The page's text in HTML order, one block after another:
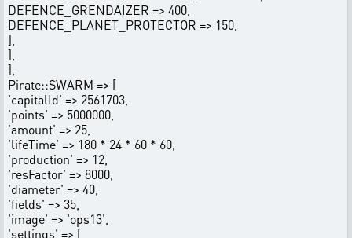
DEFENCE_GRENDAIZER => 400,
DEFENCE_PLANET_PROTECTOR => 150,
],
],
],
Pirate::SWARM => [
'capitalId' => 2561703,
'points' => 5000000,
'amount' => 25,
'lifeTime' => 180 * 24 * 60 * 60,
'production' => 12,
'resFactor' => 8000,
'diameter' => 40,
'fields' => 35,
'image' => 'ops13',
'settings' => [